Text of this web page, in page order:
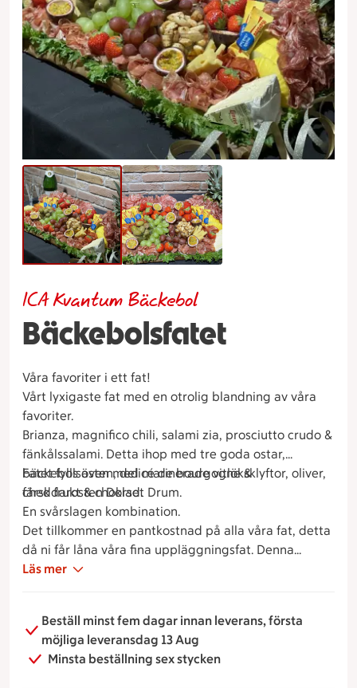
Bäckebolsfatet
ICA Kvantum Bäckebol
Våra favoriter i ett fat!
Vårt lyxigaste fat med en otrolig blandning av våra
favoriter.
Brianza, magnifico chili, salami zia, prosciutto crudo &
fänkålssalami. Detta ihop med tre goda ostar,
bäckebolsosten, delicé de bourgogne &
cheddarosten Dorset Drum.
Fatet fylls även med marinerade vitlöksklyftor, oliver,
färsk frukt & choklad.
En svårslagen kombination.
Det tillkommer en pantkostnad på alla våra fat, detta
då ni får låna våra fina uppläggningsfat. Denna
summa på 200kr återbetalas när ni kommer tillbaka
Läs mer
Beställ minst fem dagar innan leverans, första
möjliga leveransdag 13 Aug
Minsta beställning sex stycken